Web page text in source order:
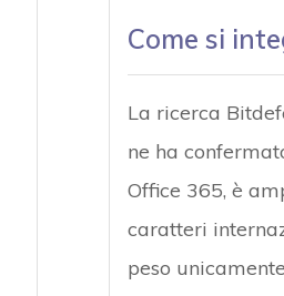
Come si
La ricerca
ne ha
Office 365, è
caratteri
peso